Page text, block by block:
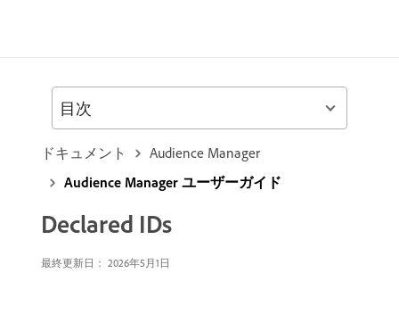
ドキュメント
Audience Manager
Audience Manager ユーザーガイド
Declared IDs
最終更新日： 2026年5月1日
目次